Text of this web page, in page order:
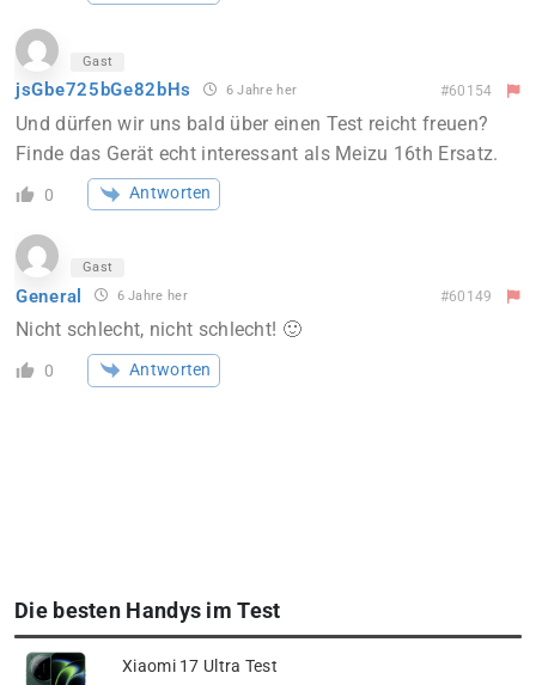
Gast
jsGbe725bGe82bHs 6 Jahre her #60154
Und dürfen wir uns bald über einen Test reicht freuen?
Finde das Gerät echt interessant als Meizu 16th Ersatz.
0 Antworten
Gast
General 6 Jahre her #60149
Nicht schlecht, nicht schlecht! 🙂
0 Antworten
Die besten Handys im Test
Xiaomi 17 Ultra Test